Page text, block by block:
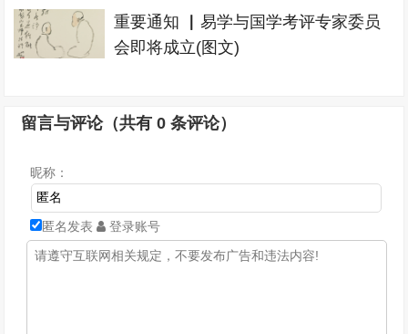
重要通知 ▏易学与国学考评专家委员
会即将成立(图文)
留言与评论（共有0 条评论）
昵称：
匿名发表 登录账号